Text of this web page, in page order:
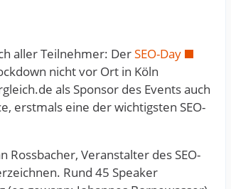
aller Teilnehmer: DerSEO-Day
nicht vor Ort in Köln
als Sponsor des Events auch
erstmals eine der wichtigsten SEO-
Veranstalter des SEO-
Rund 45 Speaker